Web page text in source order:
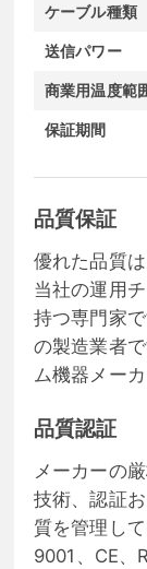
ケーブル種類
送信パワー
商業用温度範
保証期間
品質保証
優れた品質
当社の運用
持つ専門家
の製造業者
ム機器メー
品質認証
メーカーの
技術、認証
質を管理し
9001、CE、